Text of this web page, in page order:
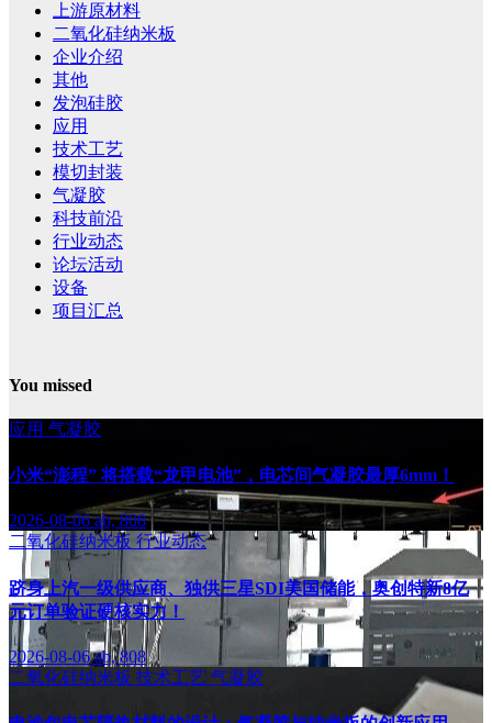
上游原材料
二氧化硅纳米板
企业介绍
其他
发泡硅胶
应用
技术工艺
模切封装
气凝胶
科技前沿
行业动态
论坛活动
设备
项目汇总
You missed
应用 气凝胶
小米“澎程” 将搭载“龙甲电池”，电芯间气凝胶最厚6mm！
2026-08-06ab, 808
二氧化硅纳米板 行业动态
跻身上汽一级供应商、独供三星SDI美国储能，奥创特新8亿
元订单验证硬核实力！
2026-08-06ab, 808
二氧化硅纳米板 技术工艺 气凝胶